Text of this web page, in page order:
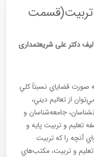
تربیت(قسمت
دکتر علی شریعتمداری
صورت قضاياي نسبتاً كلي
از تعاليم ديني،
جامعه‌شناسان و
تعليم و تربيت پايه و
آنچه را كه تربيت
و تربيت، مكتب‌هاي